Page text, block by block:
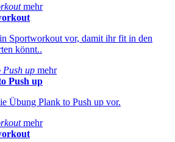
mehr
Sportworkout vor, damit ihr fit in den
könnt..
Push up mehr
Push up
Übung Plank to Push up vor.
mehr